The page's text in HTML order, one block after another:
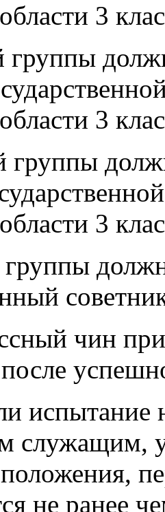
3
группы
3
группы
3
группы
чин
испытание
служащим,
не ранее